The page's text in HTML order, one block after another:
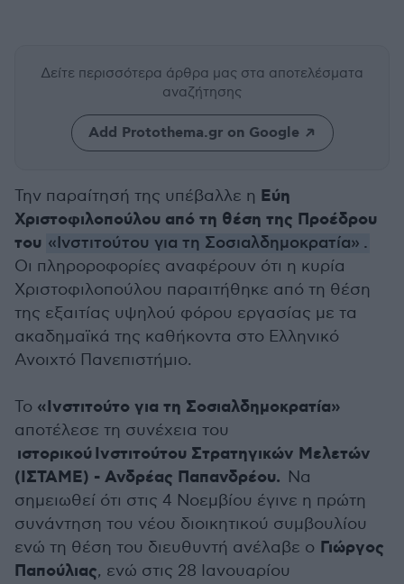
Δείτε περισσότερα άρθρα μας στα αποτελέσματα
αναζήτησης
Add Protothema.gr on Google
Την παραίτησή της υπέβαλλε η Εύη
Χριστοφιλοπούλου από τη θέση της Προέδρου
του «Ινστιτούτου για τη Σοσιαλδημοκρατία» .
Οι πληροροφορίες αναφέρουν ότι η κυρία
Χριστοφιλοπούλου παραιτήθηκε από τη θέση
της εξαιτίας υψηλού φόρου εργασίας με τα
ακαδημαϊκά της καθήκοντα στο Ελληνικό
Ανοιχτό Πανεπιστήμιο.
Το «Ινστιτούτο για τη Σοσιαλδημοκρατία»
αποτέλεσε τη συνέχεια του
ιστορικού Ινστιτούτου Στρατηγικών Μελετών
(ΙΣΤΑΜΕ) - Ανδρέας Παπανδρέου. Να
σημειωθεί ότι στις 4 Νοεμβίου έγινε η πρώτη
συνάντηση του νέου διοικητικού συμβουλίου
ενώ τη θέση του διευθυντή ανέλαβε ο Γιώργος
Παπούλιας, ενώ στις 28 Ιανουαρίου